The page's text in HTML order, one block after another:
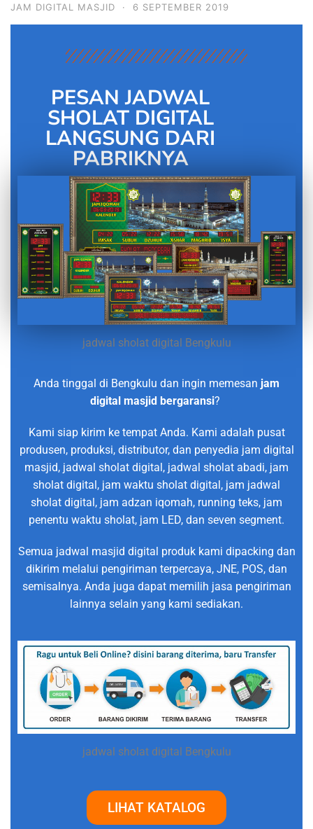
JAM DIGITAL MASJID · 6 SEPTEMBER 2019
PESAN JADWAL
SHOLAT DIGITAL
LANGSUNG DARI
PABRIKNYA
jadwal sholat digital Bengkulu
Anda tinggal di Bengkulu dan ingin memesan jam
digital masjid bergaransi?
Kami siap kirim ke tempat Anda. Kami adalah pusat
produsen, produksi, distributor, dan penyedia jam digital
masjid, jadwal sholat digital, jadwal sholat abadi, jam
sholat digital, jam waktu sholat digital, jam jadwal
sholat digital, jam adzan iqomah, running teks, jam
penentu waktu sholat, jam LED, dan seven segment.
Semua jadwal masjid digital produk kami dipacking dan
dikirim melalui pengiriman terpercaya, JNE, POS, dan
semisalnya. Anda juga dapat memilih jasa pengiriman
lainnya selain yang kami sediakan.
jadwal sholat digital Bengkulu
LIHAT KATALOG